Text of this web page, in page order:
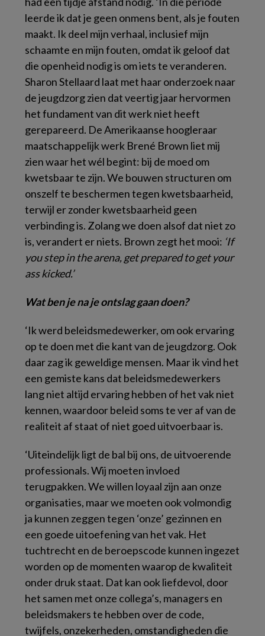
leerde ik dat je geen onmens bent, als je fouten
maakt. Ik deel mijn verhaal, inclusief mijn
schaamte en mijn fouten, omdat ik geloof dat
die openheid nodig is om iets te veranderen.
Sharon Stellaard laat met haar onderzoek naar
de jeugdzorg zien dat veertig jaar hervormen
het fundament van dit werk niet heeft
gerepareerd. De Amerikaanse hoogleraar
maatschappelijk werk Brené Brown liet mij
zien waar het wél begint: bij de moed om
kwetsbaar te zijn. We bouwen structuren om
onszelf te beschermen tegen kwetsbaarheid,
terwijl er zonder kwetsbaarheid geen
verbinding is. Zolang we doen alsof dat niet zo
is, verandert er niets. Brown zegt het mooi: ‘If
you step in the arena, get prepared to get your
ass kicked.’
Wat ben je na je ontslag gaan doen?
‘Ik werd beleidsmedewerker, om ook ervaring
op te doen met die kant van de jeugdzorg. Ook
daar zag ik geweldige mensen. Maar ik vind het
een gemiste kans dat beleidsmedewerkers
lang niet altijd ervaring hebben of het vak niet
kennen, waardoor beleid soms te ver af van de
realiteit af staat of niet goed uitvoerbaar is.
‘Uiteindelijk ligt de bal bij ons, de uitvoerende
professionals. Wij moeten invloed
terugpakken. We willen loyaal zijn aan onze
organisaties, maar we moeten ook volmondig
ja kunnen zeggen tegen ‘onze’ gezinnen en
een goede uitoefening van het vak. Het
tuchtrecht en de beroepscode kunnen ingezet
worden op de momenten waarop de kwaliteit
onder druk staat. Dat kan ook liefdevol, door
het samen met onze collega’s, managers en
beleidsmakers te hebben over de code,
twijfels, onzekerheden, omstandigheden die